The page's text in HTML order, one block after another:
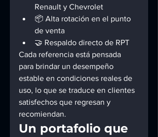
Renault y Chevrolet
📦 Alta rotación en el punto
de venta
🤝 Respaldo directo de RPT
Cada referencia está pensada
para brindar un desempeño
estable en condiciones reales de
uso, lo que se traduce en clientes
satisfechos que regresan y
recomiendan.
Un portafolio que